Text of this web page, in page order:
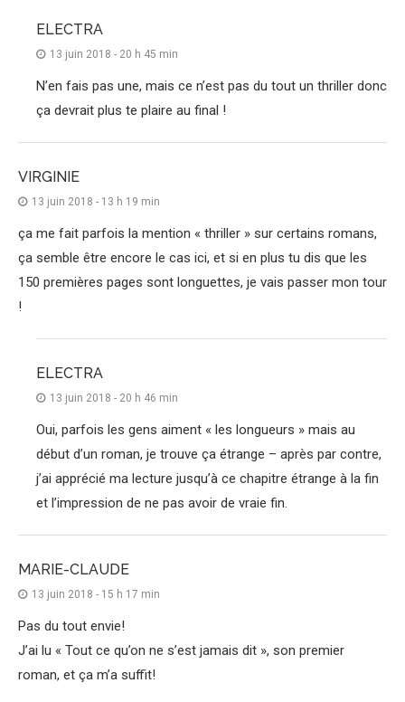
ELECTRA
13 juin 2018 - 20 h 45 min
N’en fais pas une, mais ce n’est pas du tout un thriller donc
ça devrait plus te plaire au final !
VIRGINIE
13 juin 2018 - 13 h 19 min
ça me fait parfois la mention « thriller » sur certains romans,
ça semble être encore le cas ici, et si en plus tu dis que les
150 premières pages sont longuettes, je vais passer mon tour
!
ELECTRA
13 juin 2018 - 20 h 46 min
Oui, parfois les gens aiment « les longueurs » mais au
début d’un roman, je trouve ça étrange – après par contre,
j’ai apprécié ma lecture jusqu’à ce chapitre étrange à la fin
et l’impression de ne pas avoir de vraie fin.
MARIE-CLAUDE
13 juin 2018 - 15 h 17 min
Pas du tout envie!
J’ai lu « Tout ce qu’on ne s’est jamais dit », son premier
roman, et ça m’a suffit!